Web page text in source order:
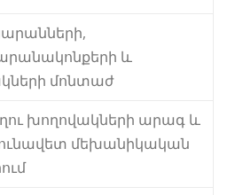
և
մոնտաժ
խողովակների արագ և
մեխանիկական